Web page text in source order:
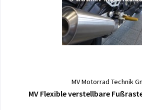
MV Motorrad Technik
MV Flexible verstellbare